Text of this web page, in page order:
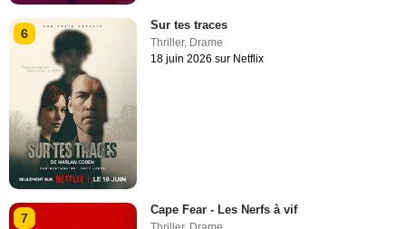
6
Sur tes traces
Thriller, Drame
18 juin 2026 sur Netflix
7
Cape Fear - Les Nerfs à vif